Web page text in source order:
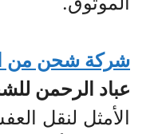
شركة شحن من
عباد الرحمن
الأمثل لنقل